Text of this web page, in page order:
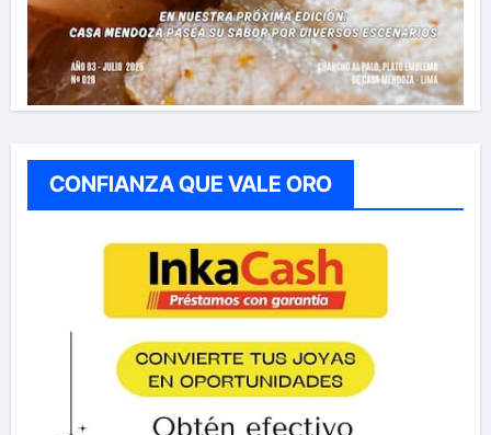
CONFIANZA QUE VALE ORO